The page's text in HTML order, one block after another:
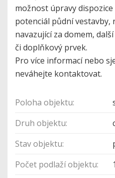
možnost úpravy
potenciál půdní
navazující za domem,
či doplňkový prvek.
Pro více informací nebo
neváhejte kontaktovat.
Poloha objektu:
Druh objektu:
Stav objektu:
Počet podlaží objektu:
1